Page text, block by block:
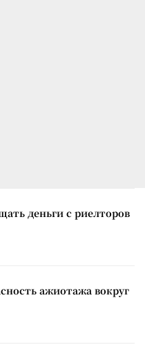
деньги с риелторов
ажиотажа вокруг